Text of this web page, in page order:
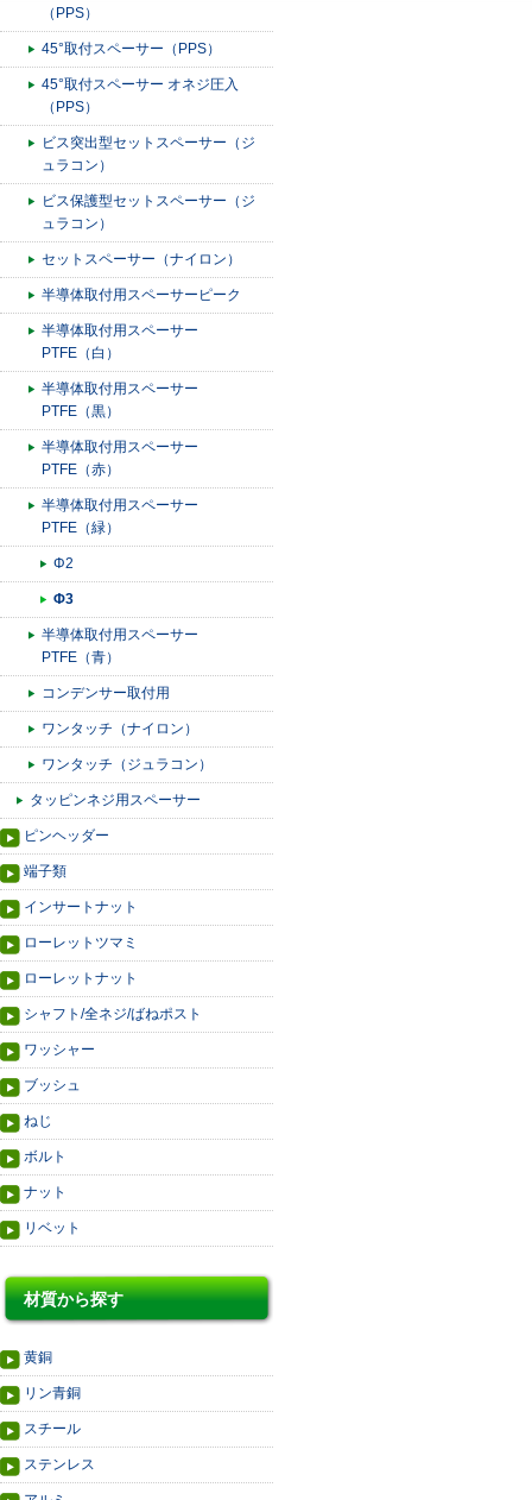
（PPS）
45°取付スペーサー（PPS）
45°取付スペーサー オネジ圧入
（PPS）
ビス突出型セットスペーサー（ジ
ュラコン）
ビス保護型セットスペーサー（ジ
ュラコン）
セットスペーサー（ナイロン）
半導体取付用スペーサーピーク
半導体取付用スペーサー
PTFE（白）
半導体取付用スペーサー
PTFE（黒）
半導体取付用スペーサー
PTFE（赤）
半導体取付用スペーサー
PTFE（緑）
Φ2
Φ3
半導体取付用スペーサー
PTFE（青）
コンデンサー取付用
ワンタッチ（ナイロン）
ワンタッチ（ジュラコン）
タッピンネジ用スペーサー
ピンヘッダー
端子類
インサートナット
ローレットツマミ
ローレットナット
シャフト/全ネジ/ばねポスト
ワッシャー
ブッシュ
ねじ
ボルト
ナット
リベット
材質から探す
黄銅
リン青銅
スチール
ステンレス